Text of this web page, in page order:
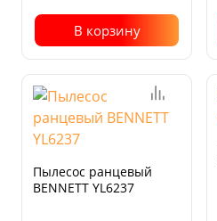
В корзину
Пылесос ранцевый
BENNETT YL6237